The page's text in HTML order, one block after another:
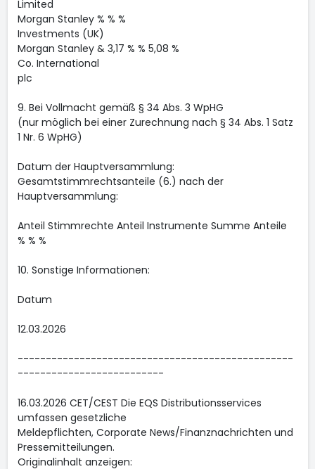
Limited
Morgan Stanley % % %
Investments (UK)
Morgan Stanley & 3,17 % % 5,08 %
Co. International
plc
9. Bei Vollmacht gemäß § 34 Abs. 3 WpHG
(nur möglich bei einer Zurechnung nach § 34 Abs. 1 Satz
1 Nr. 6 WpHG)
Datum der Hauptversammlung:
Gesamtstimmrechtsanteile (6.) nach der
Hauptversammlung:
Anteil Stimmrechte Anteil Instrumente Summe Anteile
% % %
10. Sonstige Informationen:
Datum
12.03.2026
-------------------------------------------------
--------------------------
16.03.2026 CET/CEST Die EQS Distributionsservices
umfassen gesetzliche
Meldepflichten, Corporate News/Finanznachrichten und
Pressemitteilungen.
Originalinhalt anzeigen: